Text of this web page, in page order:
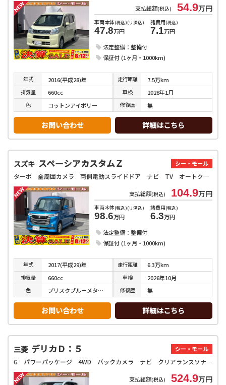
支払総額(税込) 54.9万円
車両本体(税込)(リ済込)
47.8万円
諸費用(税込)
7.1万円
法定整備：整備付
保証付 (1ヶ月・1000km)
年式 2016(平成28)年 走行距離 7.5万km
排気量 660cc 車検 2028年1月
色 コットンアイボリー 修復歴 無
お問い合わせ 詳細はこちら
スズキ スペーシアカスタムＺ シー・モール
ターボ 全周囲カメラ 両側電動スライドドア ナビ TV オートクルーズコントロール レーンアシスト 衝突被害軽減システム オートライト HID スマートキー アイドリングストップ 電動格納ミラー
支払総額(税込) 104.9万円
車両本体(税込)(リ済込)
98.6万円
諸費用(税込)
6.3万円
法定整備：整備付
保証付 (1ヶ月・1000km)
年式 2017(平成29)年 走行距離 6.3万km
排気量 660cc 車検 2026年10月
色 プリスクブルーメタリック 修復歴 無
お問い合わせ 詳細はこちら
三菱 デリカＤ：５ シー・モール
G パワーパッケージ 4WD バックカメラ ナビ クリアランスソナー 両側電動スライドドア オートライト 電動リアゲート スマートキー アイドリングストップ 電動格納ミラー 3列シート AT アルミホイール USB
支払総額(税込) 524.9万円